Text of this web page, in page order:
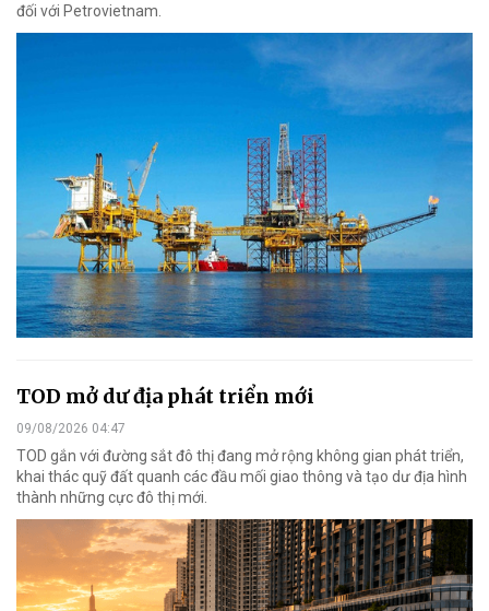
đối với Petrovietnam.
TOD mở dư địa phát triển mới
09/08/2026 04:47
TOD gắn với đường sắt đô thị đang mở rộng không gian phát triển,
khai thác quỹ đất quanh các đầu mối giao thông và tạo dư địa hình
thành những cực đô thị mới.